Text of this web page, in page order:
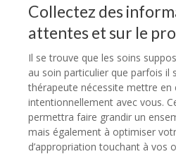
Collectez des
attentes et sur le
Il se trouve que les soins
au soin particulier que parfois il
thérapeute nécessite mettre en
intentionnellement avec vous.
permettra faire grandir un
mais également à optimiser
d’appropriation touchant à vos